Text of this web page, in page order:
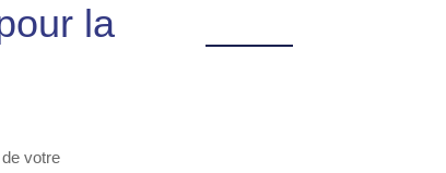
la
votre